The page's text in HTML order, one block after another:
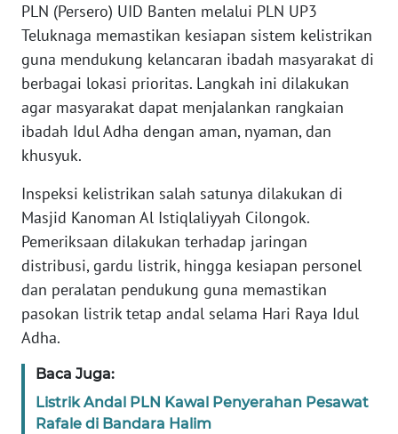
PLN (Persero) UID Banten melalui PLN UP3
Teluknaga memastikan kesiapan sistem kelistrikan
guna mendukung kelancaran ibadah masyarakat di
berbagai lokasi prioritas. Langkah ini dilakukan
agar masyarakat dapat menjalankan rangkaian
ibadah Idul Adha dengan aman, nyaman, dan
khusyuk.
Inspeksi kelistrikan salah satunya dilakukan di
Masjid Kanoman Al Istiqlaliyyah Cilongok.
Pemeriksaan dilakukan terhadap jaringan
distribusi, gardu listrik, hingga kesiapan personel
dan peralatan pendukung guna memastikan
pasokan listrik tetap andal selama Hari Raya Idul
Adha.
Baca Juga:
Listrik Andal PLN Kawal Penyerahan Pesawat
Rafale di Bandara Halim
KARIR
DISCLAIMER
Wahana
News
Regional
WN
SUMUT
WN
WN
JABAR
WN
BANTEN